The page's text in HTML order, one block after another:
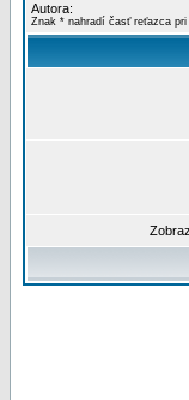
Autora:
Znak * nahradí časť reťazca